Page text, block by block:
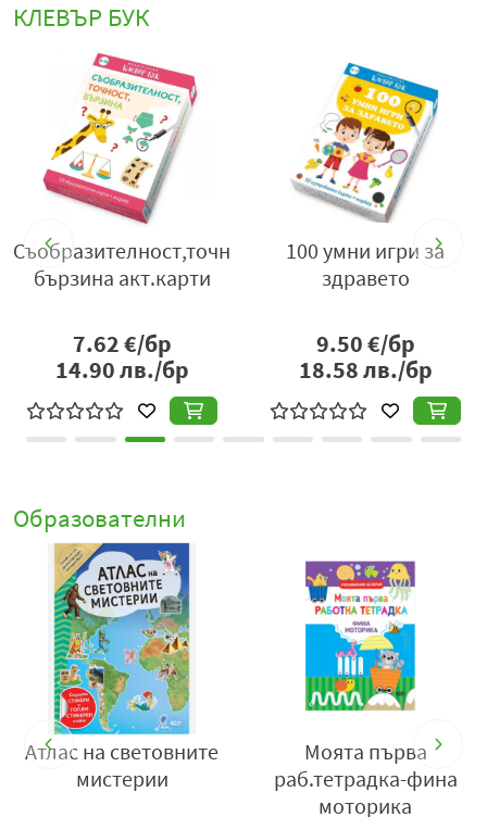
КЛЕВЪР БУК
100 умни игри за
здравето
9.50€/бр
18.58лв./бр
бързина акт.карти
7.62€/бр
14.90лв./бр
Образователни
Атлас на световните
мистерии
Моята първа
раб.тетрадка-фина
моторика